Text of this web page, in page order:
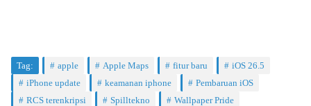
Tag: apple Apple Maps fitur baru
iOS 26.5
iPhone update
keamanan iphone
Pembaruan iOS
RCS terenkripsi
Spilltekno Wallpaper Pride